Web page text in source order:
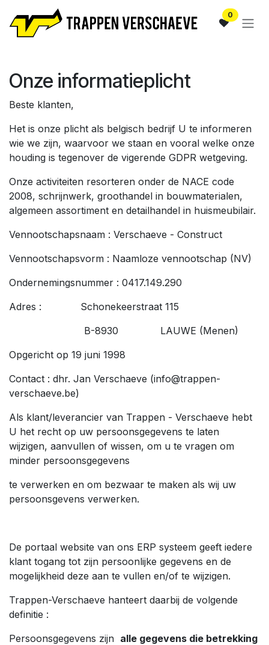
Overslaan naar inhoud
0
Onze informatieplicht
Beste klanten,
Het is onze plicht als belgisch bedrijf U te informeren
wie we zijn, waarvoor we staan en vooral welke onze
houding is tegenover de vigerende GDPR wetgeving.
Onze activiteiten resorteren onder de NACE code
2008, schrijnwerk, groothandel in bouwmaterialen,
algemeen assortiment en detailhandel in huismeubilair.
Vennootschapsnaam : Verschaeve - Construct
Vennootschapsvorm : Naamloze vennootschap (NV)
Ondernemingsnummer : 0417.149.290
Adres : Schonekeerstraat 115
B-8930 LAUWE (Menen)
Opgericht op 19 juni 1998
Contact : dhr. Jan Verschaeve (info@trappen-
verschaeve.be)
Als klant/leverancier van Trappen - Verschaeve hebt
U het recht op uw persoonsgegevens te laten
wijzigen, aanvullen of wissen, om u te vragen om
minder persoonsgegevens
te verwerken en om bezwaar te maken als wij uw
persoonsgevens verwerken.
De portaal website van ons ERP systeem geeft iedere
klant togang tot zijn persoonlijke gegevens en de
mogelijkheid deze aan te vullen en/of te wijzigen.
Trappen-Verschaeve hanteert daarbij de volgende
definitie :
Persoonsgegevens zijn alle gegevens die betrekking